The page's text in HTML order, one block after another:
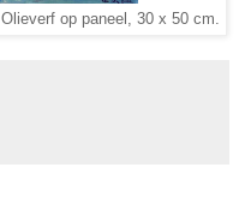
Olieverf op paneel, 30 x 50 cm.